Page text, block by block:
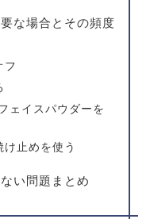
な場合とその頻度
フ
ェイスパウダーを
止めを使う
い問題まとめ